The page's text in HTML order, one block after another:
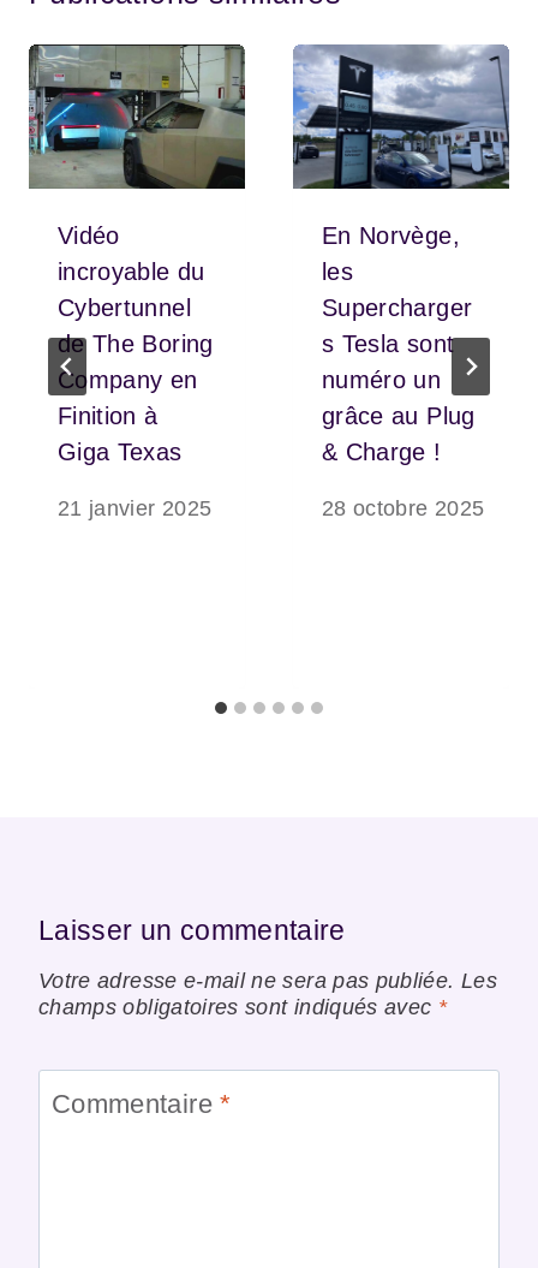
Vidéo
incroyable du
Cybertunnel
de The Boring
Company en
Finition à
Giga Texas
21 janvier 2025
En Norvège,
les
Supercharger
s Tesla sont
numéro un
grâce au Plug
& Charge !
28 octobre 2025
Laisser un commentaire
Votre adresse e-mail ne sera pas publiée. Les
champs obligatoires sont indiqués avec *
Commentaire*